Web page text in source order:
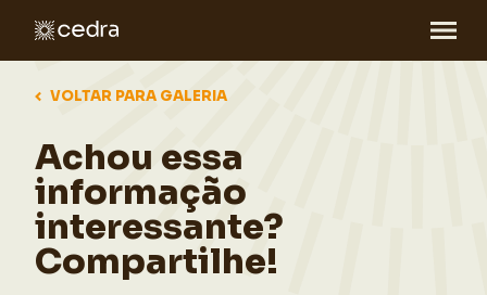
VOLTAR PARA GALERIA
Achou essa
informação
interessante?
Compartilhe!